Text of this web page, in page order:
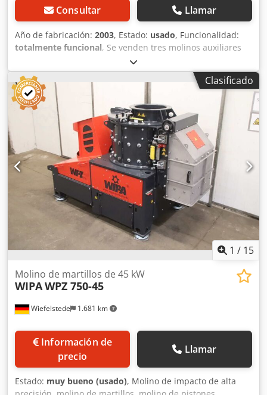
Consultar Llamar
Año de fabricación: 2003, Estado: usado, Funcionalidad:
totalmente funcional, Se venden tres molinos auxiliares
de la marca Wanner; a continuación, algunos detalles
técnicos: Crsdpfx Aezn Ibijhaef En dos de los molinos,
hemos instalado un motor nuevo. El precio de venta de un
molino nuevo supera los 7000 €. El motor solo cuesta 1200
€. Apertura de la cámara de molienda: 170 mm x 320 mm
Diámetro del rotor: 220 mm Cuchillas del rotor: 12
unidades, en buen estado Cuchillas del estator: 2
unidades, en buen estado Potencia del motor: 4 kW Peso:
165 kg Caudal: 25-30 kg/h Altura: 1700 mm Ancho del
bastidor: 520 mm
Clasificado
1 / 15
Wiefelstede 1.681 km
Molino de martillos de 45 kW
WIPAWPZ 750-45
Información de
precio
Llamar
Estado: muy bueno (usado), Molino de impacto de alta